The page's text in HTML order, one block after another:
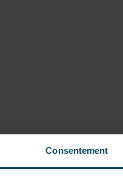
Consentement